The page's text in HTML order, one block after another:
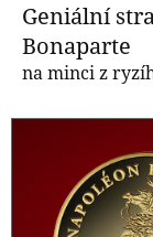
Geniální
Bonaparte
na minci z